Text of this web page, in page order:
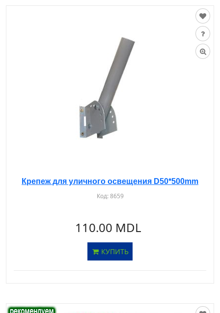
Крепеж для уличного освещения D50*500mm
Код:8659
110.00 MDL
КУПИТЬ